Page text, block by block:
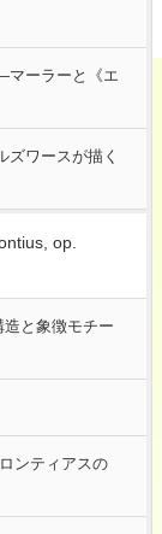
マーラーと《エ
ワースが描く
op.
と象徴モチー
ンティアスの